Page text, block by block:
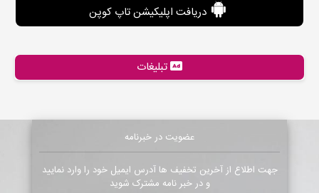
دریافت اپلیکیشن تاپ کوپن
تبلیغات
عضویت در خبرنامه
جهت اطلاع از آخرین تخفیف ها آدرس ایمیل خود را وارد نمایید
و در خبر نامه مشترک شوید